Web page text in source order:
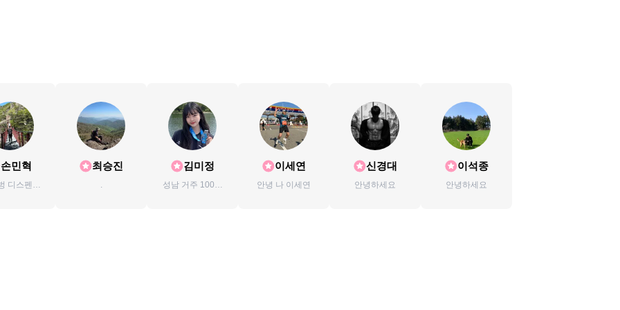
손민혁
디스펜서
최승진
.
김미정
성남 거주 100대
이세연
안녕 나 이세연
신경대
안녕하세요
이석종
안녕하세요